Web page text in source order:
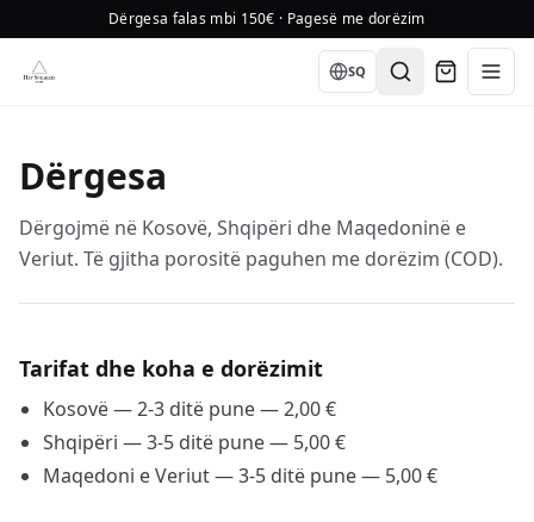
Dërgesa falas mbi 150€ · Pagesë me dorëzim
Language
SQ
Dërgesa
Dërgojmë në Kosovë, Shqipëri dhe Maqedoninë e
Veriut. Të gjitha porositë paguhen me dorëzim (COD).
Tarifat dhe koha e dorëzimit
Kosovë — 2-3 ditë pune — 2,00 €
Shqipëri — 3-5 ditë pune — 5,00 €
Maqedoni e Veriut — 3-5 ditë pune — 5,00 €